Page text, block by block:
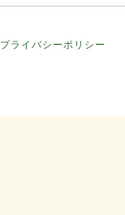
プライバシーポリシー